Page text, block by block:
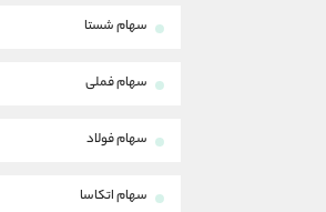
سهام شستا
سهام فملی
سهام فولاد
سهام اتکاسا